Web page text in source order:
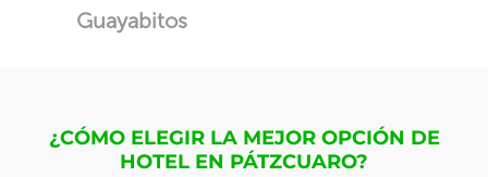
Guayabitos
¿CÓMO ELEGIR LA MEJOR OPCIÓN DE
HOTEL EN PÁTZCUARO?